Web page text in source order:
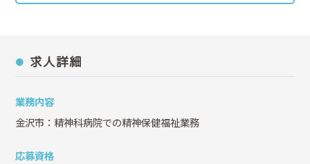
求人詳細
業務内容
金沢市：精神科病院での精神保健福祉業務
応募資格